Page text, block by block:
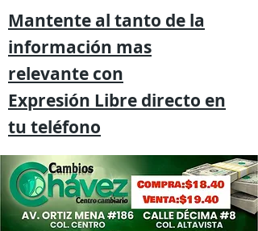
Mantente al tanto de la
información mas
relevante con
Expresión Libre directo en
tu teléfono